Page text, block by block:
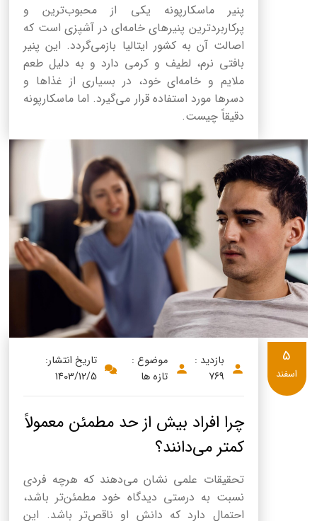
پنیر ماسکارپونه یکی از محبوب‌ترین و
پرکاربردترین پنیرهای خامه‌ای در آشپزی است که
اصالت آن به کشور ایتالیا بازمی‌گردد. این پنیر
بافتی نرم، لطیف و کرمی دارد و به دلیل طعم
ملایم و خامه‌ای خود، در بسیاری از غذاها و
دسرها مورد استفاده قرار می‌گیرد. اما ماسکارپونه
دقیقاً چیست.
بازدید :
769
موضوع :
تازه ها
تاریخ انتشار:
1403/12/5
چرا افراد بیش از حد مطمئن معمولاً
کمتر می‌دانند؟
تحقیقات علمی نشان می‌دهند که هرچه فردی
نسبت به درستی دیدگاه خود مطمئن‌تر باشد،
احتمال دارد که دانش او ناقص‌تر باشد. این
5
اسفند